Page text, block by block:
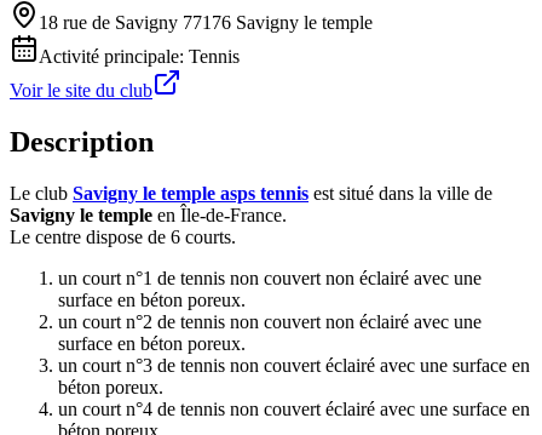
18 rue de Savigny 77176 Savigny le temple
Activité principale: Tennis
Voir le site du club
Description
Le club Savigny le temple asps tennis est situé dans la ville de
Savigny le temple en Île-de-France.
Le centre dispose de 6 courts.
un court n°1 de tennis non couvert non éclairé avec une
surface en béton poreux.
un court n°2 de tennis non couvert non éclairé avec une
surface en béton poreux.
un court n°3 de tennis non couvert éclairé avec une surface en
béton poreux.
un court n°4 de tennis non couvert éclairé avec une surface en
béton poreux.